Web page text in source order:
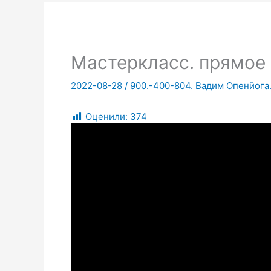
Мастеркласс. прямое
2022-08-28 / 900.-400-804. Вадим Опенйога.
Оценили: 374